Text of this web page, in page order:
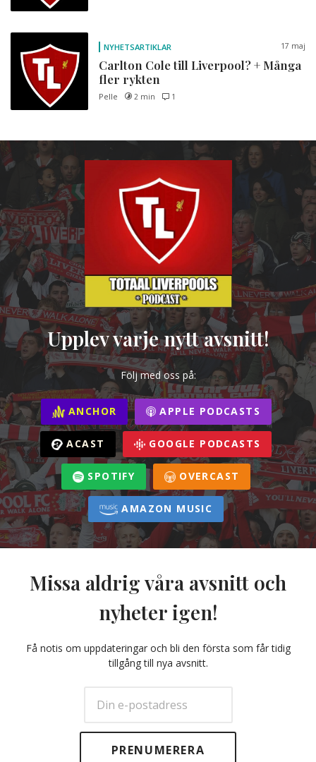
NYHETSARTIKLAR 17 maj
Carlton Cole till Liverpool? + Många
fler rykten
Pelle 2 min 1
Upplev varje nytt avsnitt!
Följ med oss på:
ANCHOR APPLE PODCASTS
ACAST GOOGLE PODCASTS
SPOTIFY OVERCAST
AMAZON MUSIC
Missa aldrig våra avsnitt och
nyheter igen!
Få notis om uppdateringar och bli den första som får tidig
tillgång till nya avsnitt.